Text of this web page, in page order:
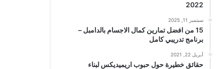
2022
سبتمبر 11, 2025
15 من افضل تمارين كمال الاجسام بالدامبل –
برنامج تدريبي كامل
أبريل 22, 2021
حقائق خطيرة حول حبوب اريميديكس لبناء